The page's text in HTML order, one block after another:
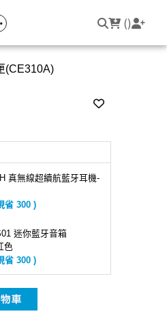
周邊
壓器
電支架
配器
()
(CE310A)
真無線超續航藍牙耳機-
省 300 )
迷你藍牙音箱
色
省 300 )